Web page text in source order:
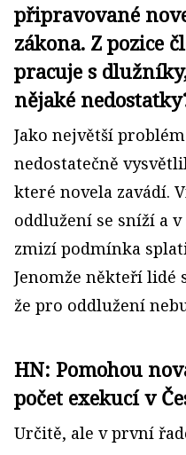
připravované
zákona. Z pozice
pracuje s
nějaké
Jako největší
nedostatečně
které novela zavádí.
oddlužení se sníží a
zmizí podmínka
Jenomže někteří lidé
že pro oddlužení
HN: Pomohou
počet exekucí v
Určitě, ale v první